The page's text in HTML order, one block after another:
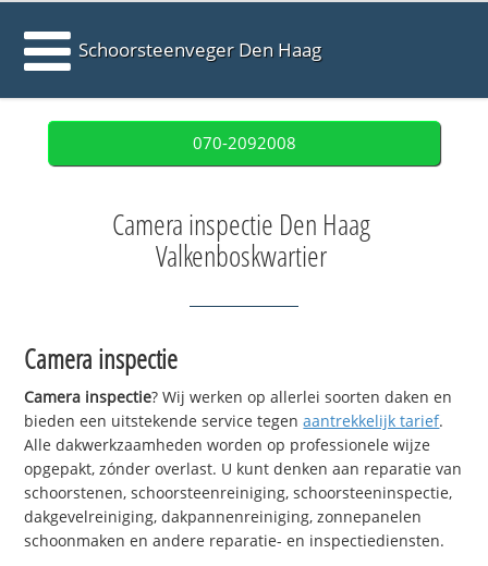
Schoorsteenveger Den Haag
070-2092008
Camera inspectie Den Haag
Valkenboskwartier
Camera inspectie
Camera inspectie? Wij werken op allerlei soorten daken en
bieden een uitstekende service tegenaantrekkelijk tarief.
Alle dakwerkzaamheden worden op professionele wijze
opgepakt, zónder overlast. U kunt denken aan reparatie van
schoorstenen, schoorsteenreiniging, schoorsteeninspectie,
dakgevelreiniging, dakpannenreiniging, zonnepanelen
schoonmaken en andere reparatie- en inspectiediensten.